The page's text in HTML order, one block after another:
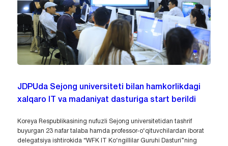
JDPUda Sejong universiteti bilan hamkorlikdagi
xalqaro IT va madaniyat dasturiga start berildi
Koreya Respublikasining nufuzli Sejong universitetidan tashrif
buyurgan 23 nafar talaba hamda professor-o‘qituvchilardan iborat
delegatsiya ishtirokida “WFK IT Ko‘ngillilar Guruhi Dasturi”ning